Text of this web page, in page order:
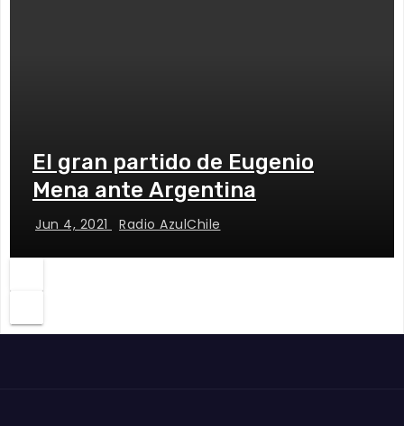
El gran partido de Eugenio
Mena ante Argentina
Jun 4, 2021 Radio AzulChile